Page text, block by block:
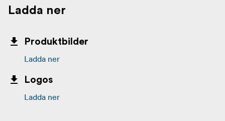
Ladda ner
Produktbilder
Ladda ner
Logos
Ladda ner